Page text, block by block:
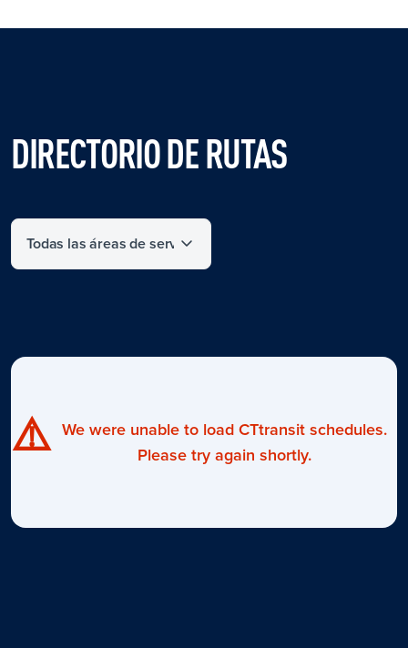
DIRECTORIO DE RUTAS
Filter by service area
⚠️ We were unable to load CTtransit schedules.
Please try again shortly.